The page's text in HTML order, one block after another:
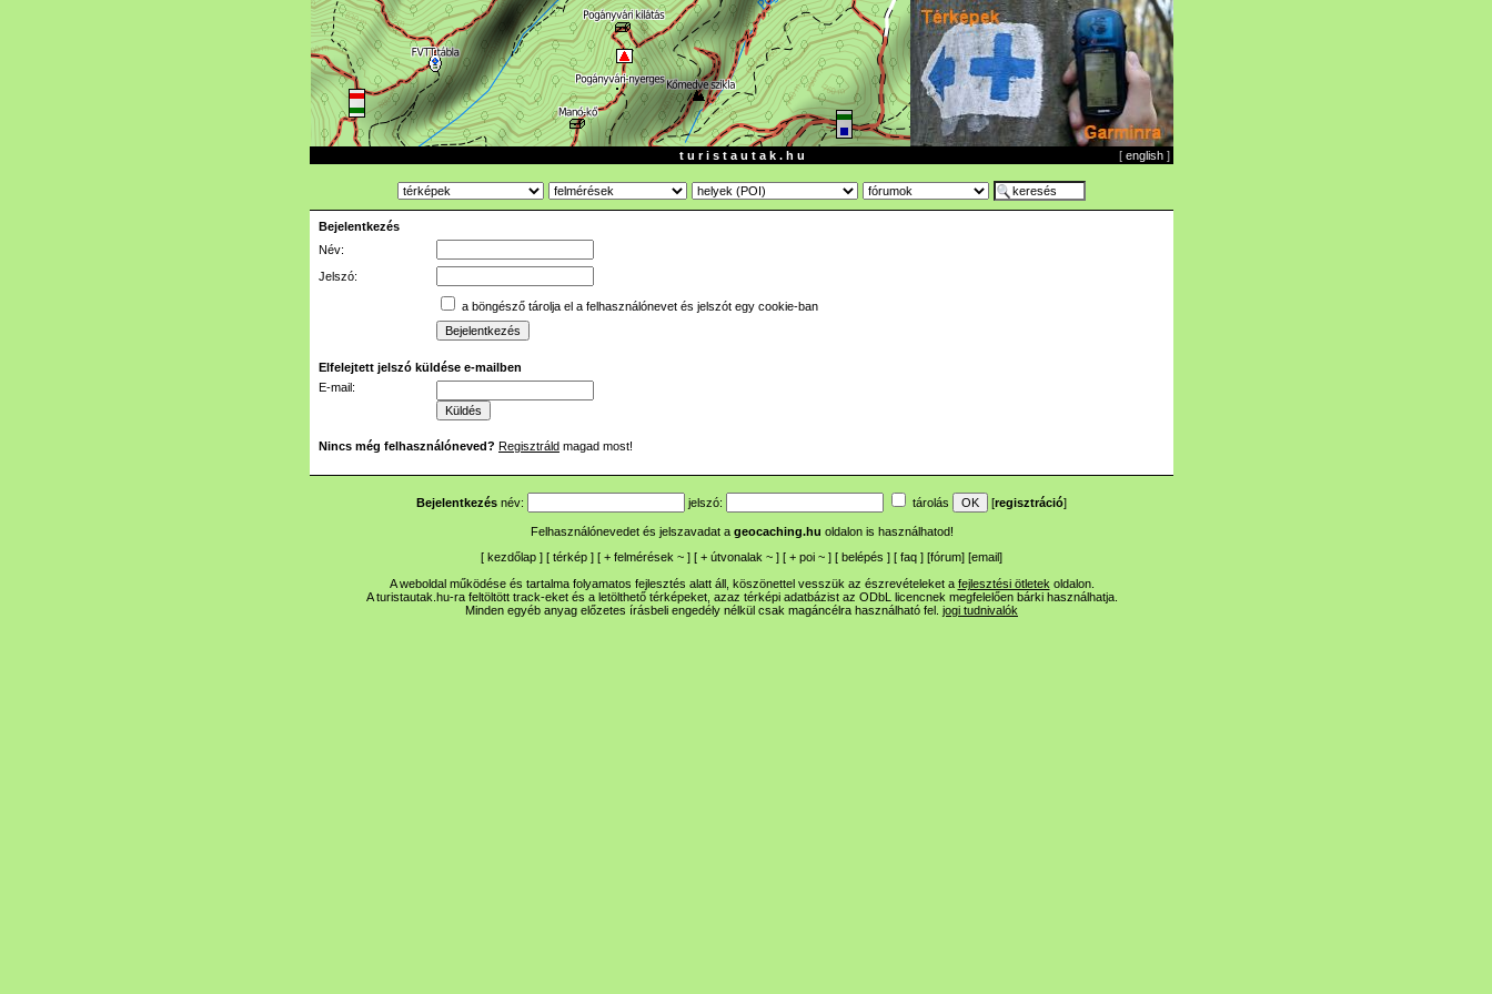
t u r i s t a u t a k . h u [ english ]
Bejelentkezés
Név:
Jelszó:
a böngésző tárolja el a felhasználónevet és jelszót egy cookie-ban
Elfelejtett jelszó küldése e-mailben
E-mail:
Nincs még felhasználóneved? Regisztráld magad most!
Bejelentkezés név: jelszó: tárolás [regisztráció]
Felhasználónevedet és jelszavadat a geocaching.hu oldalon is használhatod!
[ kezdőlap ] [ térkép ] [ + felmérések ~ ] [ + útvonalak ~ ] [ + poi ~ ] [ belépés ] [ faq ] [fórum] [email]
A weboldal működése és tartalma folyamatos fejlesztés alatt áll, köszönettel vesszük az észrevételeket a fejlesztési ötletek oldalon.
A turistautak.hu-ra feltöltött track-eket és a letölthető térképeket, azaz térképi adatbázist az ODbL licencnek megfelelően bárki használhatja.
Minden egyéb anyag előzetes írásbeli engedély nélkül csak magáncélra használható fel. jogi tudnivalók